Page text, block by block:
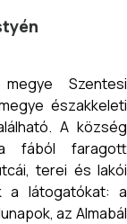
Szentesi
északkeleti
A község
a fából faragott
terei és lakói
a látogatókat: a
az Almabál